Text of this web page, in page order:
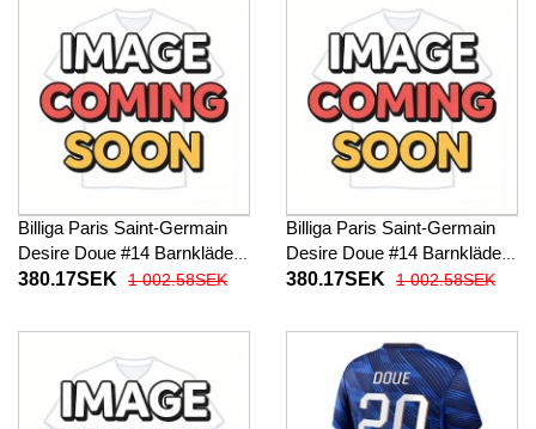
Billiga Paris Saint-Germain
Desire Doue #14 Barnkläder
Hemma fotbollskläder till
Korta byxor)
380.17SEK 1 002.58SEK
Billiga Paris Saint-Germain
Desire Doue #14 Barnkläder
Borta fotbollskläder till baby
byxor)
380.17SEK 1 002.58SEK